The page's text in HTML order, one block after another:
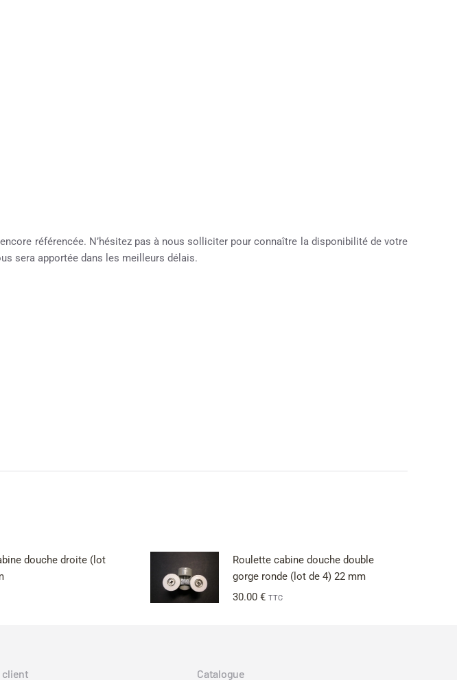
référencée. N’hésitez pas à nous solliciter pour connaître la disponibilité de votre
sera apportée dans les meilleurs délais.
douche droite (lot
Roulette cabine douche double
gorge ronde (lot de 4) 22 mm
30.00 € TTC
client Catalogue